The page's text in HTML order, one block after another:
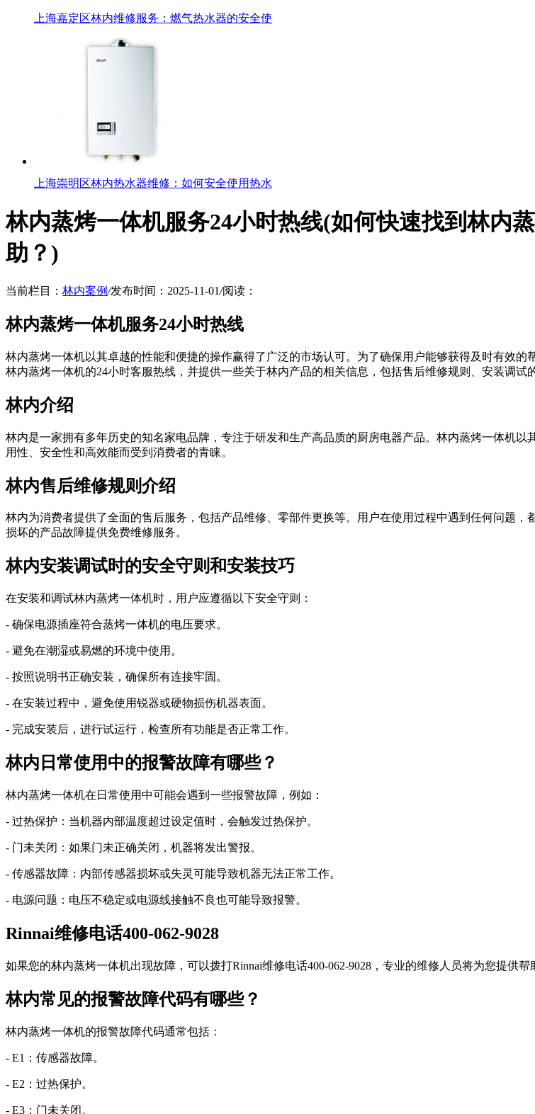
上海嘉定区林内维修服务：燃气热水器的安全使
上海崇明区林内热水器维修：如何安全使用热水
林内蒸烤一体机服务24小时热线(如何快速找到林内
助？)
当前栏目： 林内案例/发布时间：2025-11-01/阅读：
林内蒸烤一体机服务24小时热线
林内蒸烤一体机以其卓越的性能和便捷的操作赢得了广泛的市场认可。为了确保用户能够获得及时有效
林内蒸烤一体机的24小时客服热线，并提供一些关于林内产品的相关信息，包括售后维修规则、安装调试
林内介绍
林内是一家拥有多年历史的知名家电品牌，专注于研发和生产高品质的厨房电器产品。林内蒸烤一体机
用性、安全性和高效能而受到消费者的青睐。
林内售后维修规则介绍
林内为消费者提供了全面的售后服务，包括产品维修、零部件更换等。用户在使用过程中遇到任何问题
损坏的产品故障提供免费维修服务。
林内安装调试时的安全守则和安装技巧
在安装和调试林内蒸烤一体机时，用户应遵循以下安全守则：
- 确保电源插座符合蒸烤一体机的电压要求。
- 避免在潮湿或易燃的环境中使用。
- 按照说明书正确安装，确保所有连接牢固。
- 在安装过程中，避免使用锐器或硬物损伤机器表面。
- 完成安装后，进行试运行，检查所有功能是否正常工作。
林内日常使用中的报警故障有哪些？
林内蒸烤一体机在日常使用中可能会遇到一些报警故障，例如：
- 过热保护：当机器内部温度超过设定值时，会触发过热保护。
- 门未关闭：如果门未正确关闭，机器将发出警报。
- 传感器故障：内部传感器损坏或失灵可能导致机器无法正常工作。
- 电源问题：电压不稳定或电源线接触不良也可能导致报警。
Rinnai维修电话400-062-9028
如果您的林内蒸烤一体机出现故障，可以拨打Rinnai维修电话400-062-9028，专业的维修人员将为您提供帮
林内常见的报警故障代码有哪些？
林内蒸烤一体机的报警故障代码通常包括：
- E1：传感器故障。
- E2：过热保护。
- E3：门未关闭。